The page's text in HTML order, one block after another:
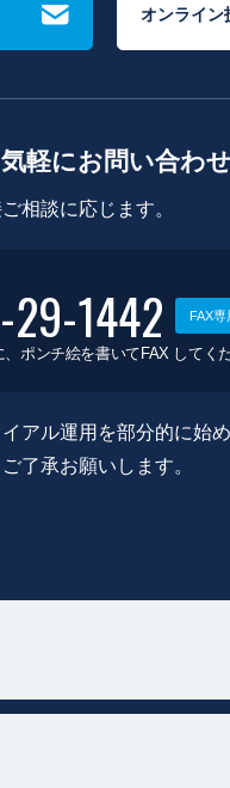
オンライン
軽にお問い合わせ
相談に応じます。
29-1442 FAX専
ポンチ絵を書いてFAX してくだ
アル運用を部分的に始め
了承お願いします。